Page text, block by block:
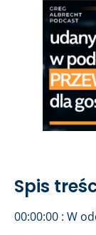
Spis
00:00:00 : W